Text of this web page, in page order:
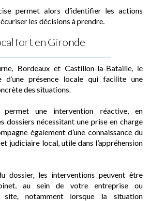
permet alors d’identifier les actions
les décisions à prendre.
fort en Gironde
Bordeaux et Castillon-la-Bataille, le
d’une présence locale qui facilite une
des situations.
une intervention réactive, en
dossiers nécessitant une prise en charge
également d’une connaissance du
judiciaire local, utile dans l’appréhension
dossier, les interventions peuvent être
au sein de votre entreprise ou
site, notamment lorsque la situation